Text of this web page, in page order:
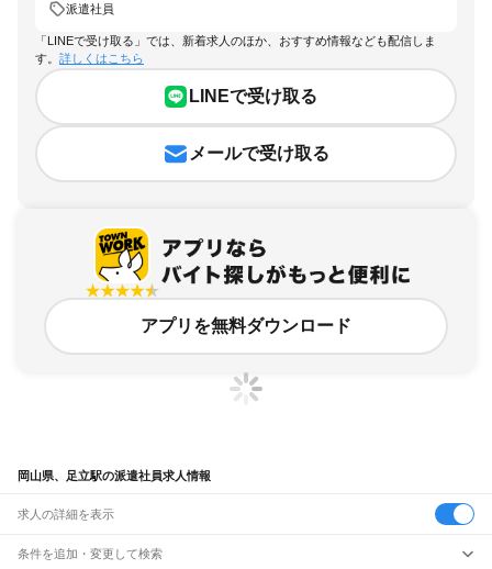
派遣社員
「LINEで受け取る」では、新着求人のほか、おすすめ情報なども配信しま
す。 詳しくはこちら
LINEで受け取る
メールで受け取る
アプリを無料ダウンロード
岡山県、足立駅の派遣社員求人情報
求人の詳細を表示
条件を追加・変更して検索